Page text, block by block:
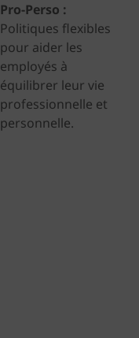
Pro-Perso :
Politiques flexibles
pour aider les
employés à
équilibrer leur vie
professionnelle et
personnelle.